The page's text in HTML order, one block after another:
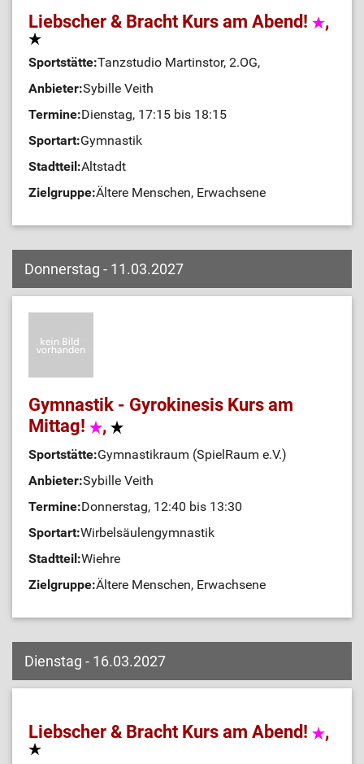
Liebscher & Bracht Kurs am Abend! ,
Sportstätte:Tanzstudio Martinstor, 2.OG,
Anbieter:Sybille Veith
Termine:Dienstag, 17:15 bis 18:15
Sportart:Gymnastik
Stadtteil:Altstadt
Zielgruppe:Ältere Menschen, Erwachsene
Donnerstag - 11.03.2027
Gymnastik - Gyrokinesis Kurs am
Mittag!
,
Sportstätte:Gymnastikraum (SpielRaum e.V.)
Anbieter:Sybille Veith
Termine:Donnerstag, 12:40 bis 13:30
Sportart:Wirbelsäulengymnastik
Stadtteil:Wiehre
Zielgruppe:Ältere Menschen, Erwachsene
Dienstag - 16.03.2027
Liebscher & Bracht Kurs am Abend! ,